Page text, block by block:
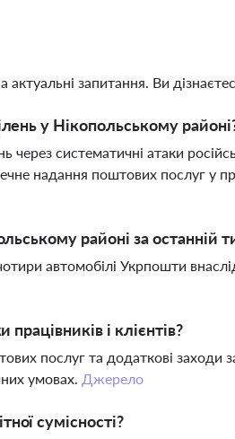
актуальні запитання. Ви
у Нікопольському
систематичні атаки
надання поштових послуг у
районі за останній
автомобілі Укрпошти
і клієнтів?
послуг та додаткові заходи
умовах. Джерело
сумісності?